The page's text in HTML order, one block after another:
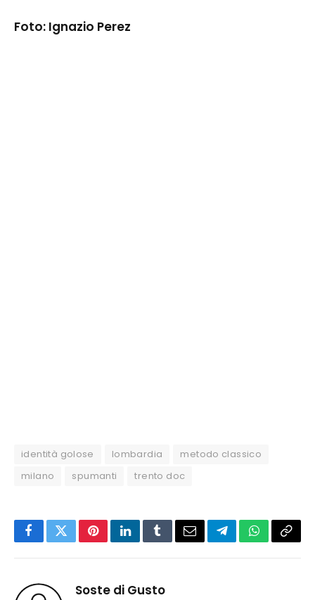
Foto: Ignazio Perez
identità golose lombardia
metodo classico
milano
spumanti trento doc
FacebookTwitterPinterestLinkedInTumblrEmailTelegramWhatsApp
Copy
Soste di Gusto